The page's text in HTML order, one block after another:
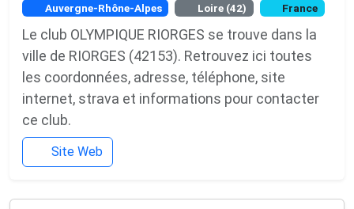
Auvergne-Rhône-Alpes Loire (42) France
Le club OLYMPIQUE RIORGES se trouve dans la
ville de RIORGES (42153). Retrouvez ici toutes
les coordonnées, adresse, téléphone, site
internet, strava et informations pour contacter
ce club.
Site Web